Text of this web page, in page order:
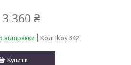
3 360 ₴
відправки Код: Ikos 342
Купити